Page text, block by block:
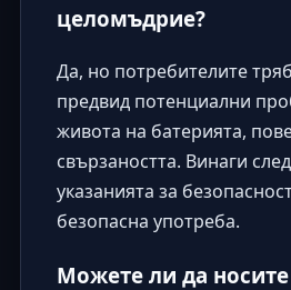
целомъдрие?
Да, но потребителите
предвид потенциални
живота на батерията,
свързаността. Винаги
указанията за
безопасна употреба.
Можете ли да носите